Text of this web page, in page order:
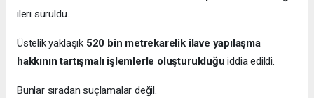
ileri sürüldü.
Üstelik yaklaşık 520 bin metrekarelik ilave yapılaşma
hakkının tartışmalı işlemlerle oluşturulduğu iddia edildi.
Bunlar sıradan suçlamalar değil.